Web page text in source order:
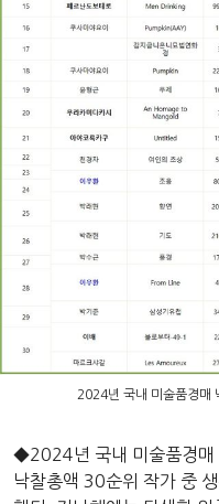
2024년 국내 미술품경매
◆2024년 국내 미술품경매
낙찰총액 30순위 작가 중